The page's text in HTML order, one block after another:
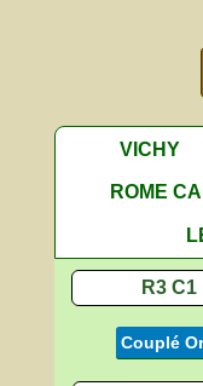
VICHY
ROME
R3
Couplé